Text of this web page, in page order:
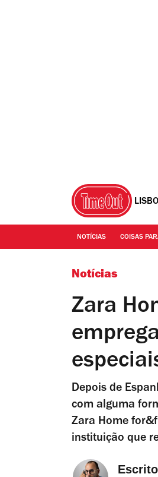
NOTÍCIAS COISAS
Notícias
Zara
Depois de
com alguma
Zara Home
instituição que